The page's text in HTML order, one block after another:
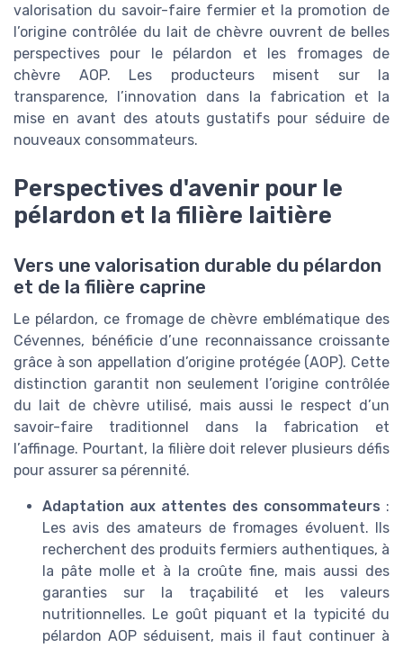
valorisation du savoir-faire fermier et la promotion de
l’origine contrôlée du lait de chèvre ouvrent de belles
perspectives pour le pélardon et les fromages de
chèvre AOP. Les producteurs misent sur la
transparence, l’innovation dans la fabrication et la
mise en avant des atouts gustatifs pour séduire de
nouveaux consommateurs.
Perspectives d'avenir pour le
pélardon et la filière laitière
Vers une valorisation durable du pélardon
et de la filière caprine
Le pélardon, ce fromage de chèvre emblématique des
Cévennes, bénéficie d’une reconnaissance croissante
grâce à son appellation d’origine protégée (AOP). Cette
distinction garantit non seulement l’origine contrôlée
du lait de chèvre utilisé, mais aussi le respect d’un
savoir-faire traditionnel dans la fabrication et
l’affinage. Pourtant, la filière doit relever plusieurs défis
pour assurer sa pérennité.
Adaptation aux attentes des consommateurs :
Les avis des amateurs de fromages évoluent. Ils
recherchent des produits fermiers authentiques, à
la pâte molle et à la croûte fine, mais aussi des
garanties sur la traçabilité et les valeurs
nutritionnelles. Le goût piquant et la typicité du
pélardon AOP séduisent, mais il faut continuer à